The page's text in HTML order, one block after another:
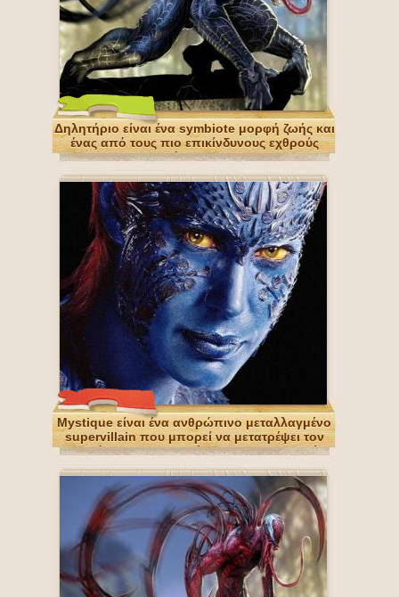
Δηλητήριο είναι ένα symbiote μορφή ζωής και
ένας από τους πιο επικίνδυνους εχθρούς
Σπάιντερμαν
Mystique είναι ένα ανθρώπινο μεταλλαγμένο
supervillain που μπορεί να μετατρέψει τον
εαυτό της σε οποιαδήποτε ανθρωποειδή